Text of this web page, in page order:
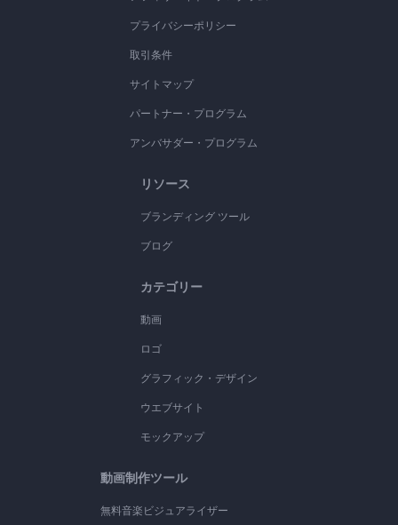
プライバシーポリシー
取引条件
サイトマップ
パートナー・プログラム
アンバサダー・プログラム
リソース
ブランディング ツール
ブログ
カテゴリー
動画
ロゴ
グラフィック・デザイン
ウエブサイト
モックアップ
動画制作ツール
無料音楽ビジュアライザー